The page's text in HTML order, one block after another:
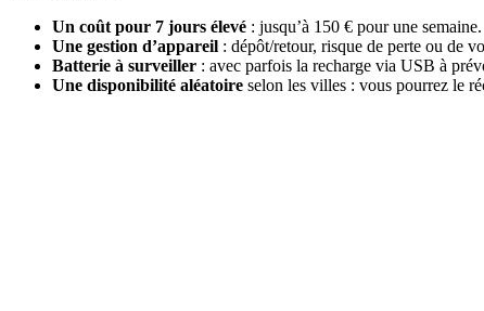
Un coût pour 7 jours élevé : jusqu’à 150 € pour une semaine.
Une gestion d’appareil : dépôt/retour, risque de perte ou de
Batterie à surveiller : avec parfois la recharge via USB à
Une disponibilité aléatoire selon les villes : vous pourrez le